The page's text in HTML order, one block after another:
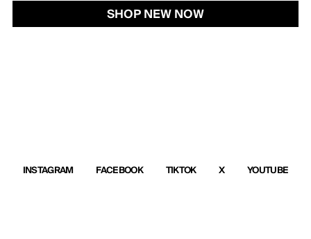
SHOP NEW NOW
INSTAGRAM FACEBOOK TIKTOK X YOUTUBE